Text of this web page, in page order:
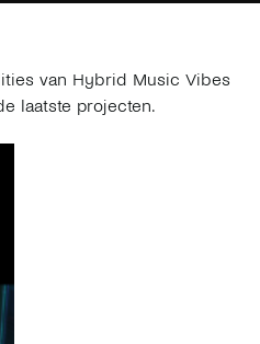
van Hybrid Music Vibes
laatste projecten.